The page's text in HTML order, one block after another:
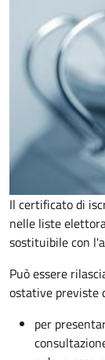
Il certificato di
nelle liste
sostituibile con
Può essere
ostative previste
per